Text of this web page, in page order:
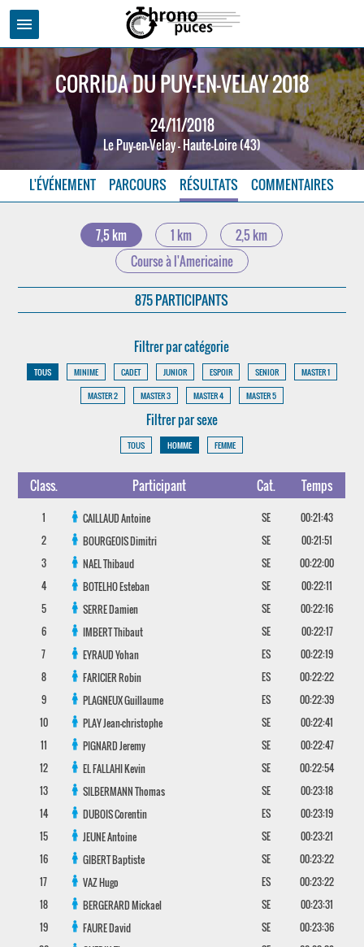
menu
CORRIDA DU PUY-EN-VELAY 2018
24/11/2018
Le Puy-en-Velay - Haute-Loire (43)
L'ÉVÉNEMENT PARCOURS RÉSULTATS COMMENTAIRES
7,5 km 1 km
2,5 km
Course à l'Americaine
875 PARTICIPANTS
Filtrer par catégorie
TOUS MINIME CADET JUNIOR ESPOIR SENIOR
MASTER 1
MASTER 2
MASTER 3 MASTER 4 MASTER 5
Filtrer par sexe
TOUS HOMME FEMME
Class. Participant Cat. Temps
1 CAILLAUDAntoine SE
00:21:43
2
BOURGEOISDimitri SE
00:21:51
3
NAELThibaud SE
00:22:00
4
BOTELHOEsteban SE
00:22:11
5
SERREDamien SE
00:22:16
6
IMBERTThibaut SE
00:22:17
7
EYRAUDYohan ES
00:22:19
8
FARICIERRobin ES
00:22:22
9
PLAGNEUXGuillaume ES
00:22:39
10
PLAYJean-christophe SE
00:22:41
11
PIGNARDJeremy SE
00:22:47
12
EL FALLAHIKevin SE
00:22:54
13
SILBERMANNThomas SE
00:23:18
14
DUBOISCorentin ES
00:23:19
15
JEUNEAntoine SE
00:23:21
16
GIBERTBaptiste SE
00:23:22
17
VAZHugo ES
00:23:22
18
BERGERARDMickael SE
00:23:31
19
FAUREDavid SE
00:23:36